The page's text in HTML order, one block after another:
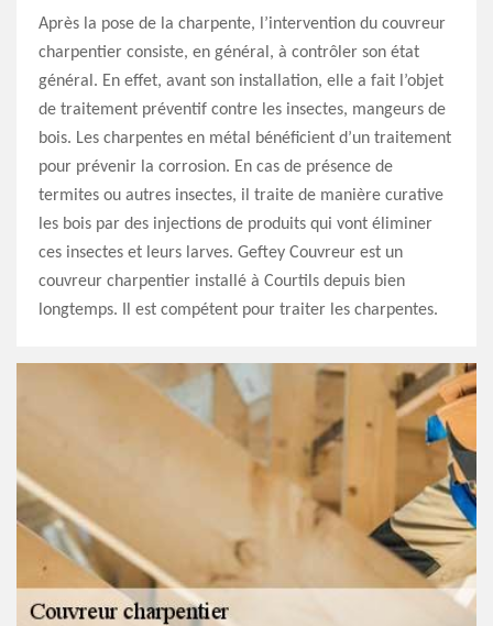
Après la pose de la charpente, l’intervention du couvreur
charpentier consiste, en général, à contrôler son état
général. En effet, avant son installation, elle a fait l’objet
de traitement préventif contre les insectes, mangeurs de
bois. Les charpentes en métal bénéficient d’un traitement
pour prévenir la corrosion. En cas de présence de
termites ou autres insectes, il traite de manière curative
les bois par des injections de produits qui vont éliminer
ces insectes et leurs larves. Geftey Couvreur est un
couvreur charpentier installé à Courtils depuis bien
longtemps. Il est compétent pour traiter les charpentes.